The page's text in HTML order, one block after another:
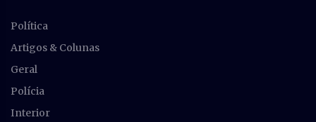
Política
Artigos & Colunas
Geral
Polícia
Interior